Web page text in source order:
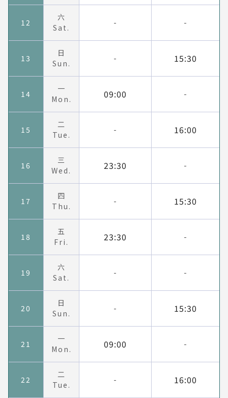
12
六
Sat.
- -
13
日
Sun.
- 15:30
14
一
Mon.
09:00 -
15
二
Tue.
- 16:00
16
三
Wed.
23:30 -
17
四
Thu.
- 15:30
18
五
Fri.
23:30 -
19
六
Sat.
- -
20
日
Sun.
- 15:30
21
一
Mon.
09:00 -
22
二
Tue.
- 16:00